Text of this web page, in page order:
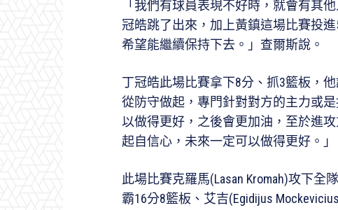
「我們有球員表現不好時，就會有其
冠皓跳了出來，加上黃鎮這場比賽投
希望能繼續保持下去。」查爾斯說。
丁冠皓此場比賽拿下8分、抓3籃板，
從防守做起，專門針對對方的主力或
以做得更好，之後會更加油，至於進
起自信心，未來一定可以做得更好。」
此場比賽克羅馬(Lasan Kromah)攻下
霸16分8籃板、艾吉(Egidijus